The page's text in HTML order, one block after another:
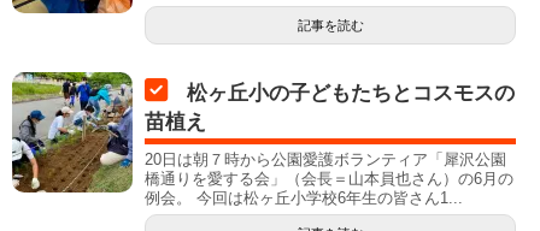
記事を読む
松ヶ丘小の子どもたちとコスモスの
苗植え
20日は朝７時から公園愛護ボランティア「犀沢公園
橋通りを愛する会」（会長＝山本員也さん）の6月の
例会。 今回は松ヶ丘小学校6年生の皆さん1...